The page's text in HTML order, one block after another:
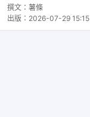
撰文： 薯條
出版： 2026-07-29 15:15